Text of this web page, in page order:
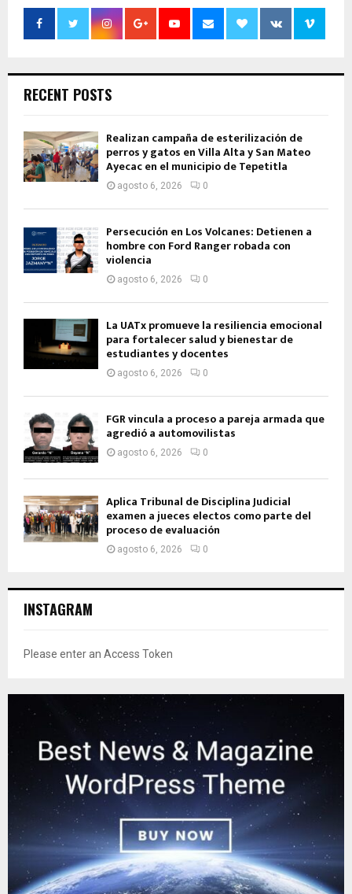
RECENT POSTS
Realizan campaña de esterilización de
perros y gatos en Villa Alta y San Mateo
Ayecac en el municipio de Tepetitla
agosto 6, 2026 0
Persecución en Los Volcanes: Detienen a
hombre con Ford Ranger robada con
violencia
agosto 6, 2026 0
La UATx promueve la resiliencia emocional
para fortalecer salud y bienestar de
estudiantes y docentes
agosto 6, 2026 0
FGR vincula a proceso a pareja armada que
agredió a automovilistas
agosto 6, 2026 0
Aplica Tribunal de Disciplina Judicial
examen a jueces electos como parte del
proceso de evaluación
agosto 6, 2026 0
INSTAGRAM
Please enter an Access Token